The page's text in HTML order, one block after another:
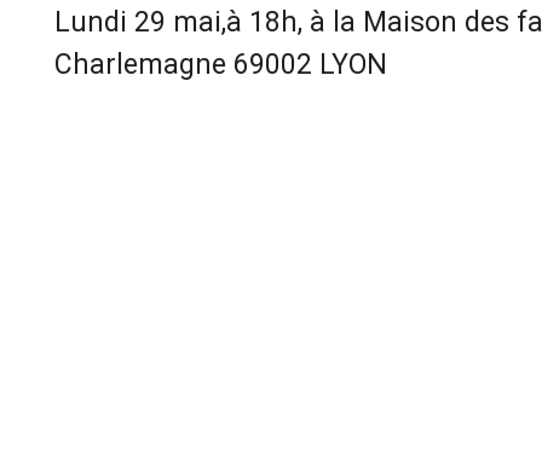
Lundi 29 mai,à 18h, à la Maison des
Charlemagne 69002 LYON